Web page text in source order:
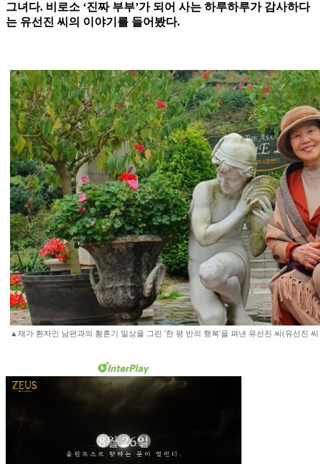
그녀다. 비로소 ‘진짜 부부’가 되어 사는 하루하루가 감사하다
는 유선진 씨의 이야기를 들어봤다.
▲재가 환자인 남편과의 황혼기 일상을 그린 '한 평 반의 행복'을 펴낸 유선진 씨(유선진